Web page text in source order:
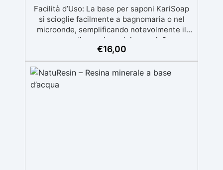
Facilità d’Uso: La base per saponi KariSoap
si scioglie facilmente a bagnomaria o nel
microonde, semplificando notevolmente il
processo di creazione dei saponi. Super
Sicuro: Realizzata con ingredienti naturali e
sicuri, KariSoap è un prodotto organico che
garantisce un sapone delicato sulla pelle e
privo di sostanze nocive. Benefici del Burro
di Karité: Ricca di burro di karité, nota per le
€16,00